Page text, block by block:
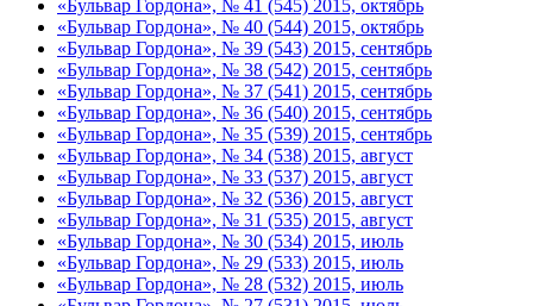
«Бульвар Гордона», № 41 (545) 2015, октябрь
«Бульвар Гордона», № 40 (544) 2015, октябрь
«Бульвар Гордона», № 39 (543) 2015, сентябрь
«Бульвар Гордона», № 38 (542) 2015, сентябрь
«Бульвар Гордона», № 37 (541) 2015, сентябрь
«Бульвар Гордона», № 36 (540) 2015, сентябрь
«Бульвар Гордона», № 35 (539) 2015, сентябрь
«Бульвар Гордона», № 34 (538) 2015, август
«Бульвар Гордона», № 33 (537) 2015, август
«Бульвар Гордона», № 32 (536) 2015, август
«Бульвар Гордона», № 31 (535) 2015, август
«Бульвар Гордона», № 30 (534) 2015, июль
«Бульвар Гордона», № 29 (533) 2015, июль
«Бульвар Гордона», № 28 (532) 2015, июль